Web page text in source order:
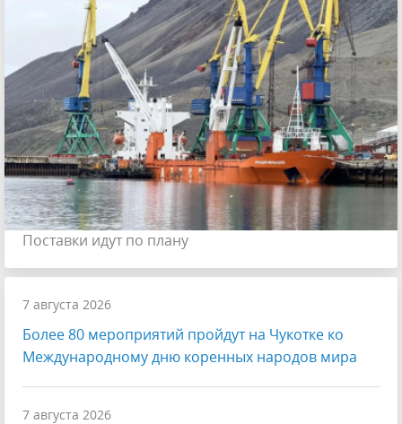
Поставки идут по плану
7 августа 2026
Более 80 мероприятий пройдут на Чукотке ко
Международному дню коренных народов мира
7 августа 2026